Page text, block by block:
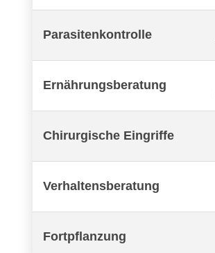
Parasitenkontrolle
Ernährungsberatung
Chirurgische Eingriffe
Verhaltensberatung
Fortpflanzung